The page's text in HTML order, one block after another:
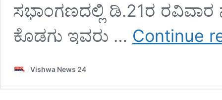
ಸಭಾಂಗಣದಲ್ಲಿ ಡಿ.21ರ
ಕೊಡಗು ಇವರು … Continue
Vishwa News 24